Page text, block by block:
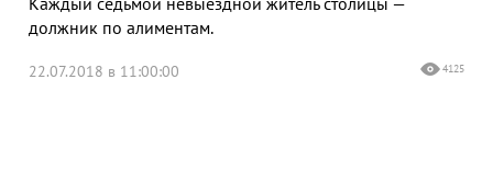
должник по алиментам.
22.07.2018 в 11:00:00 4125